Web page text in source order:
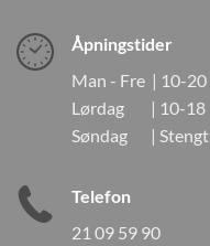
Åpningstider
Man - Fre | 10-20
Lørdag | 10-18
Søndag | Stengt
Telefon
21 09 59 90